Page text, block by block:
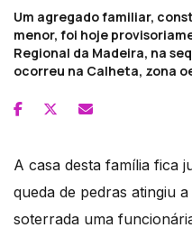
Um agregado familiar,
menor, foi hoje
Regional da Madeira, na
ocorreu na Calheta, zona
A casa desta família fica
queda de pedras atingiu
soterrada uma